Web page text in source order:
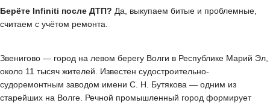
Берёте Infiniti после ДТП? Да, выкупаем битые и проблемные,
считаем с учётом ремонта.
Звенигово — город на левом берегу Волги в Республике Марий Эл,
около 11 тысяч жителей. Известен судостроительно-
судоремонтным заводом имени С. Н. Бутякова — одним из
старейших на Волге. Речной промышленный город формирует